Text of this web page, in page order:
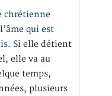
chrétienne
qui est
. Si elle détient
elle va au
temps,
plusieurs